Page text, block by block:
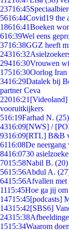
23716:45
5616:44Covid19 the
18616:41Boeken
616:39Wel eens
3716:38GGZ heeft
24316:32
29416:30Vrouwen
17516:30Oorlog Iran
3416:29Datalek bij
partner Ceva
22016:21
vooruitkijkers
516:19Farhad N.
4316:09[NWS] /
9316:09[RTL] B&B
6116:08De
8416:0730
7015:58Nabil B. (20)
5615:56Abdul A.
6415:56Afvallen met
1115:45Hoe ga jij om
14715:45[podcasts]
14315:42[SBS6]
24315:38
1515:34Waarom